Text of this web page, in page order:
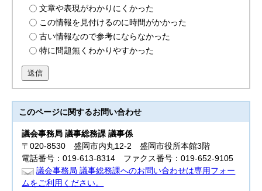
文章や表現がわかりにくかった
この情報を見付けるのに時間がかかった
古い情報なので参考にならなかった
特に問題無くわかりやすかった
送信
このページに関するお問い合わせ
議会事務局 議事総務課 議事係
〒020-8530 盛岡市内丸12-2 盛岡市役所本館3階
電話番号：019-613-8314 ファクス番号：019-652-9105
議会事務局 議事総務課へのお問い合わせは専用フォー
ムをご利用ください。